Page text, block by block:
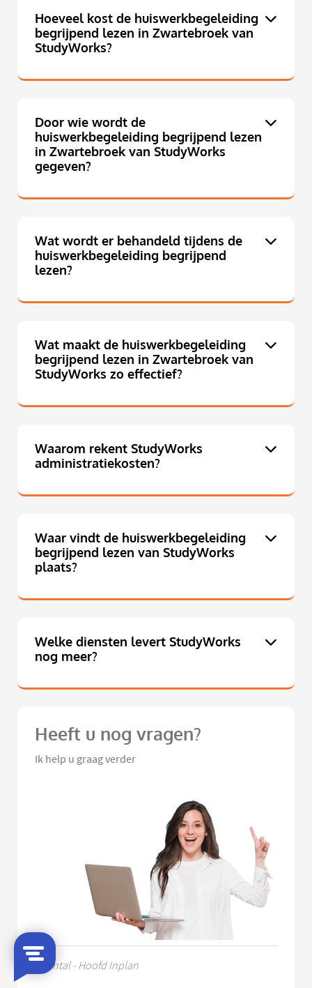
Hoeveel kost de huiswerkbegeleiding
begrijpend lezen in Zwartebroek van
StudyWorks?
Door wie wordt de
huiswerkbegeleiding begrijpend lezen
in Zwartebroek van StudyWorks
gegeven?
Wat wordt er behandeld tijdens de
huiswerkbegeleiding begrijpend
lezen?
Wat maakt de huiswerkbegeleiding
begrijpend lezen in Zwartebroek van
StudyWorks zo effectief?
Waarom rekent StudyWorks
administratiekosten?
Waar vindt de huiswerkbegeleiding
begrijpend lezen van StudyWorks
plaats?
Welke diensten levert StudyWorks
nog meer?
Heeft u nog vragen?
Ik help u graag verder
Chantal - Hoofd Inplan